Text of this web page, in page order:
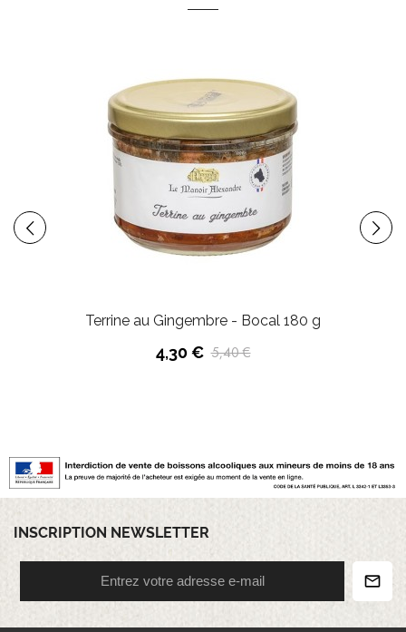
Terrine au Gingembre - Bocal 180 g
4,30 € 5,40 €
INSCRIPTION NEWSLETTER